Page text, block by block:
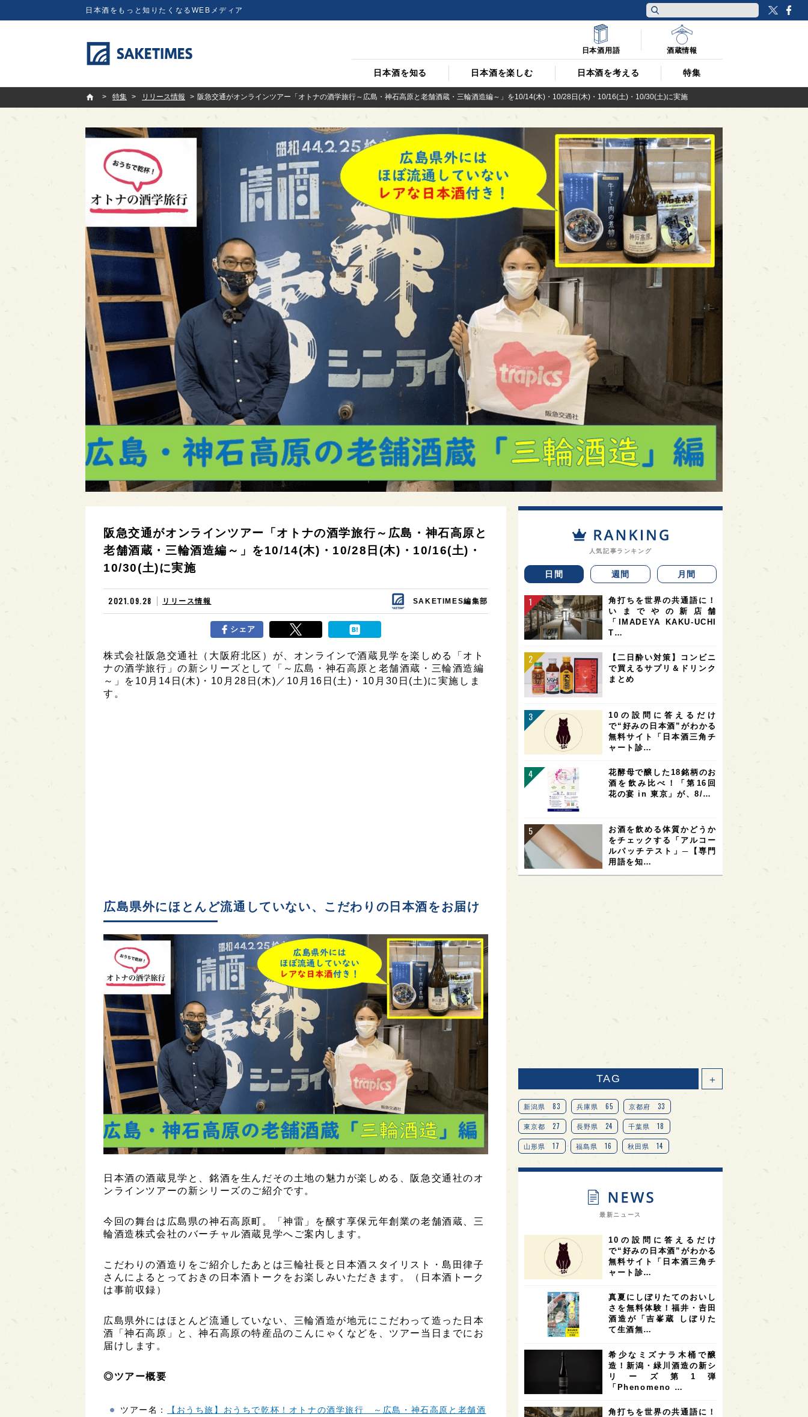
日本酒をもっと知りたくなるWEBメディア
日本酒を知る 日本酒を楽しむ 日本酒を考える 特集
日本酒用語 酒蔵情報
SAKETIMES
特集
リリース情報 阪急交通がオンラインツアー「オトナの酒学旅行～広島・神石高原と老舗酒蔵・三輪酒造編～」を10/14(木)・10/28日(木)・10/16(土)・10/30(土)に実施
阪急交通がオンラインツアー「オトナの酒学旅行～広島・神石高原と
老舗酒蔵・三輪酒造編～」を10/14(木)・10/28日(木)・10/16(土)・
10/30(土)に実施
2021.09.28 リリース情報 SAKETIMES編集部
シェア
株式会社阪急交通社（大阪府北区）が、オンラインで酒蔵見学を楽しめる「オト
ナの酒学旅行」の新シリーズとして「～広島・神石高原と老舗酒蔵・三輪酒造編
～」を10月14日(木)・10月28日(木)／10月16日(土)・10月30日(土)に実施しま
す。
広島県外にほとんど流通していない、こだわりの日本酒をお届け
日本酒の酒蔵見学と、銘酒を生んだその土地の魅力が楽しめる、阪急交通社のオ
ンラインツアーの新シリーズのご紹介です。
今回の舞台は広島県の神石高原町。「神雷」を醸す享保元年創業の老舗酒蔵、三
輪酒造株式会社のバーチャル酒蔵見学へご案内します。
こだわりの酒造りをご紹介したあとは三輪社長と日本酒スタイリスト・島田律子
さんによるとっておきの日本酒トークをお楽しみいただきます。（日本酒トーク
は事前収録）
広島県外にはほとんど流通していない、三輪酒造が地元にこだわって造った日本
酒「神石高原」と、神石高原の特産品のこんにゃくなどを、ツアー当日までにお
届けします。
◎ツアー概要
ツアー名：
【おうち旅】おうちで乾杯！オトナの酒学旅行 ～広島・神石高原と老舗酒
人気記事ランキング
日間 週間 月間
角打ちを世界の共通語に！
いまでやの新店舗
「IMADEYA KAKU-UCHI
T…
【二日酔い対策】コンビニ
で買えるサプリ＆ドリンク
まとめ
10の設問に答えるだけ
で“好みの日本酒”がわかる
無料サイト「日本酒三角チ
ャート診…
花酵母で醸した18銘柄のお
酒を飲み比べ！「第16回
花の宴 in 東京」が、8/…
お酒を飲める体質かどうか
をチェックする「アルコー
ルパッチテスト」─【専門
用語を知…
TAG ＋
新潟県 83 兵庫県 65 京都府 33
東京都 27 長野県 24 千葉県 18
山形県 17 福島県 16 秋田県 14
愛知県 14 宮城県 14 岐阜県 13
オピニオンリーダーの視点 9
奈良県 滋賀県 7 和歌山県 6
富山県 6 フランス 6 高知県 5 島根県 5
4 アメリカ 4 神奈川県 4
4 三重県 大阪府 3
オーストラリア 台湾 2 アジア 2
SAKEの時代を生きる 静岡県 1 長崎県
最新ニュース
10の設問に答えるだけ
で“好みの日本酒”がわかる
無料サイト「日本酒三角チ
ャート診…
真夏にしぼりたてのおいし
さを無料体験！福井・𠮷田
酒造が「吉峯蔵 しぼりた
て生酒無…
希少なミズナラ木桶で醸
造！新潟・緑川酒造の新シ
リーズ第1弾
「Phenomeno …
角打ちを世界の共通語に！